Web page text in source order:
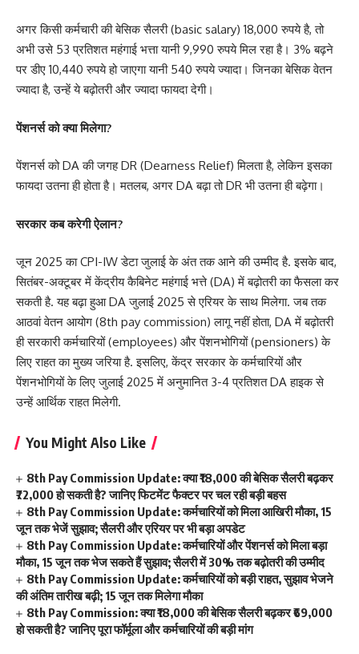
अगर किसी कर्मचारी की बेसिक सैलरी (basic salary) 18,000 रुपये है, तो
अभी उसे 53 प्रतिशत महंगाई भत्ता यानी 9,990 रुपये मिल रहा है। 3% बढ़ने
पर डीए 10,440 रुपये हो जाएगा यानी 540 रुपये ज्यादा। जिनका बेसिक वेतन
ज्यादा है, उन्हें ये बढ़ोतरी और ज्यादा फायदा देगी।
पेंशनर्स को क्या मिलेगा?
पेंशनर्स को DA की जगह DR (Dearness Relief) मिलता है, लेकिन इसका
फायदा उतना ही होता है। मतलब, अगर DA बढ़ा तो DR भी उतना ही बढ़ेगा।
सरकार कब करेगी ऐलान?
जून 2025 का CPI-IW डेटा जुलाई के अंत तक आने की उम्मीद है. इसके बाद,
सितंबर-अक्टूबर में केंद्रीय कैबिनेट महंगाई भत्ते (DA) में बढ़ोतरी का फैसला कर
सकती है. यह बढ़ा हुआ DA जुलाई 2025 से एरियर के साथ मिलेगा. जब तक
आठवां वेतन आयोग (8th pay commission) लागू नहीं होता, DA में बढ़ोतरी
ही सरकारी कर्मचारियों (employees) और पेंशनभोगियों (pensioners) के
लिए राहत का मुख्य जरिया है. इसलिए, केंद्र सरकार के कर्मचारियों और
पेंशनभोगियों के लिए जुलाई 2025 में अनुमानित 3-4 प्रतिशत DA हाइक से
उन्हें आर्थिक राहत मिलेगी.
You Might Also Like
8th Pay Commission Update: क्या ₹18,000 की बेसिक सैलरी बढ़कर
₹72,000 हो सकती है? जानिए फिटमेंट फैक्टर पर चल रही बड़ी बहस
8th Pay Commission Update: कर्मचारियों को मिला आखिरी मौका, 15
जून तक भेजें सुझाव; सैलरी और एरियर पर भी बड़ा अपडेट
8th Pay Commission Update: कर्मचारियों और पेंशनर्स को मिला बड़ा
मौका, 15 जून तक भेज सकते हैं सुझाव; सैलरी में 30% तक बढ़ोतरी की उम्मीद
8th Pay Commission Update: कर्मचारियों को बड़ी राहत, सुझाव भेजने
की अंतिम तारीख बढ़ी; 15 जून तक मिलेगा मौका
8th Pay Commission: क्या ₹18,000 की बेसिक सैलरी बढ़कर ₹69,000
हो सकती है? जानिए पूरा फॉर्मूला और कर्मचारियों की बड़ी मांग